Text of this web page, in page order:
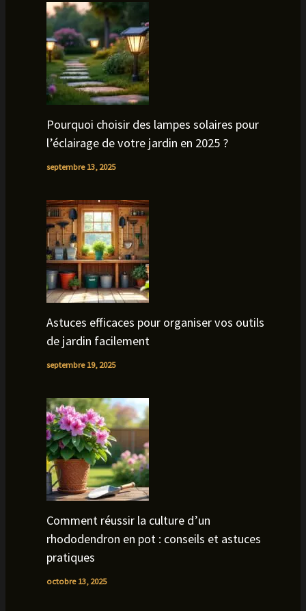
Pourquoi choisir des lampes solaires pour
l’éclairage de votre jardin en 2025 ?
septembre 13, 2025
Astuces efficaces pour organiser vos outils
de jardin facilement
septembre 19, 2025
Comment réussir la culture d’un
rhododendron en pot : conseils et astuces
pratiques
octobre 13, 2025